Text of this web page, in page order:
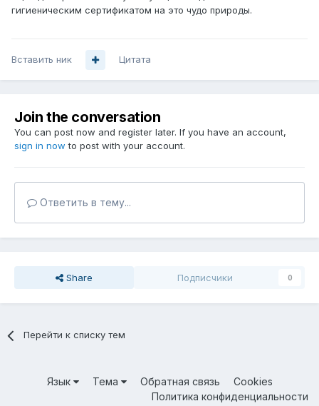
гигиеническим сертификатом на это чудо природы.
Вставить ник Цитата
Join the conversation
You can post now and register later. If you have an account,
sign in now to post with your account.
Ответить в тему...
Share Подписчики 0
Перейти к списку тем
Язык Тема Обратная связь
Cookies
Политика конфиденциальности